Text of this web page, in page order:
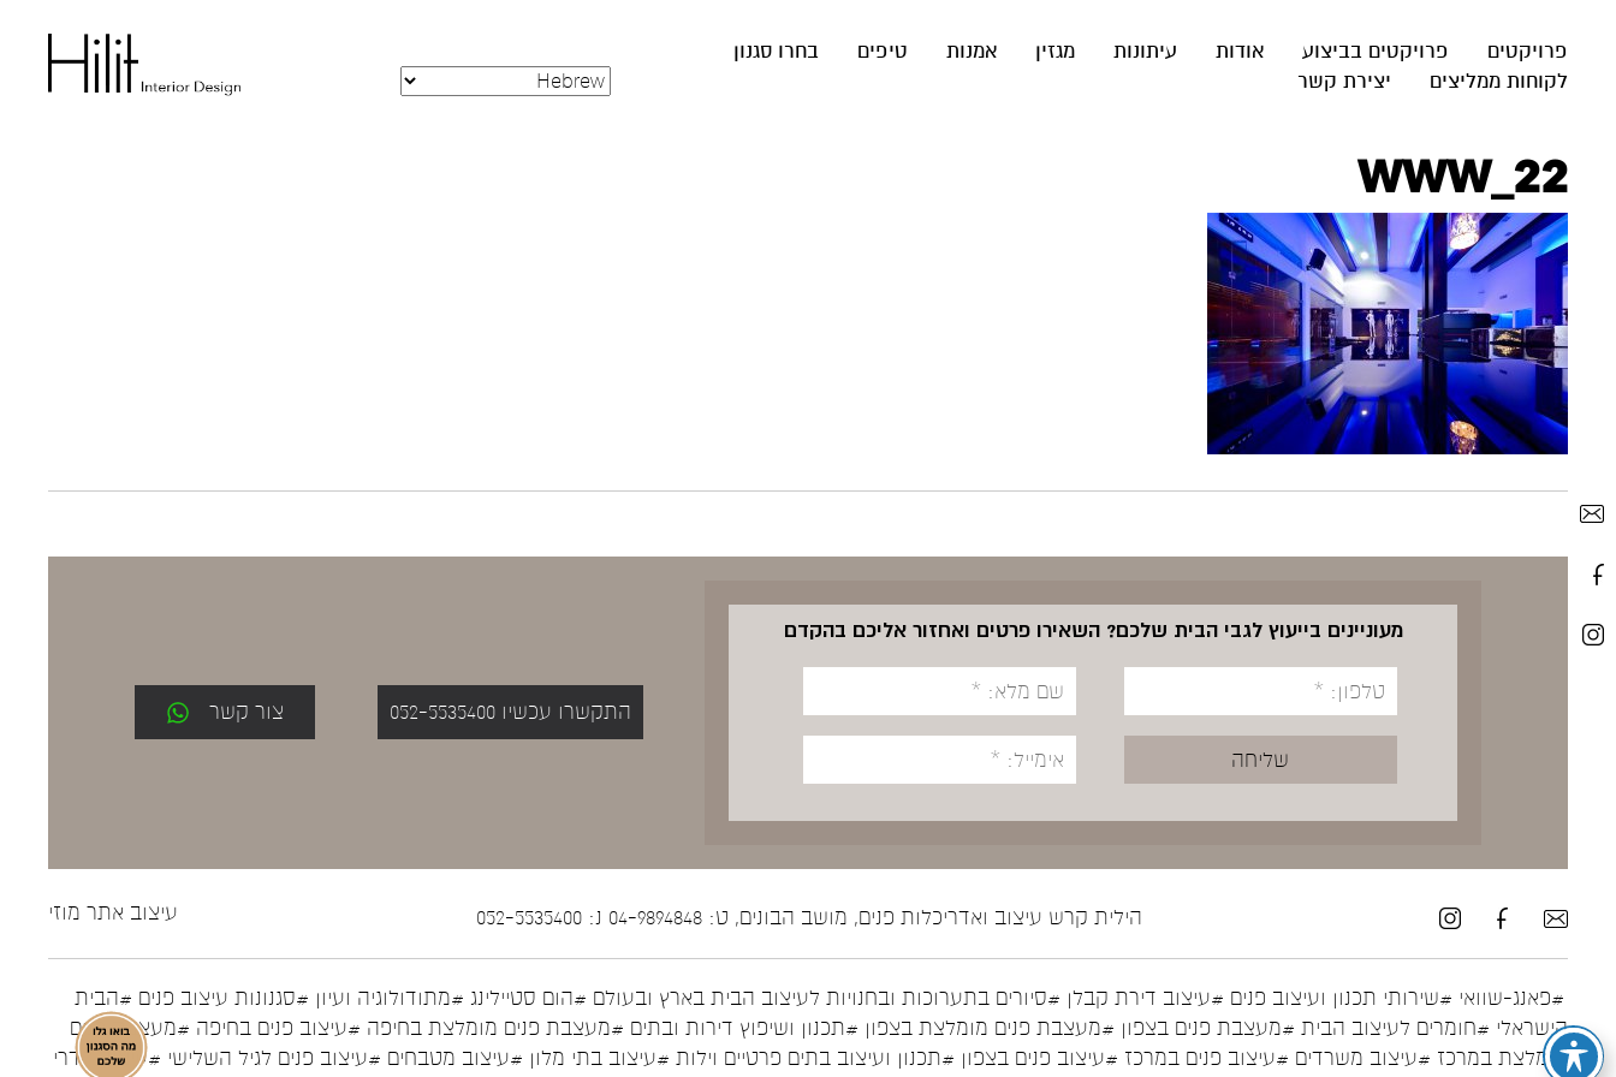
פרויקטים פרויקטים בביצוע אודות עיתונות מגזין אמנות טיפים
בחרו סגנון
לקוחות ממליצים
יצירת קשר
WWW_22
מעוניינים בייעוץ לגבי הבית שלכם? השאירו פרטים ואחזור אליכם בהקדם
התקשרו עכשיו 052-5535400 צור קשר
הילית קרש עיצוב ואדריכלות פנים, מושב הבונים, ט: 04-9894848 נ: 052-5535400 עיצוב אתר מוזי
#פאנג-שוואי #שירותי תכנון ועיצוב פנים #עיצוב דירת קבלן #סיורים בתערוכות ובחנויות לעיצוב הבית בארץ ובעולם #הום סטיילינג #מתודולוגיה ועיון #סגנונות עיצוב פנים #הבית
הישראלי #חומרים לעיצוב הבית #מעצבת פנים בצפון #מעצבת פנים מומלצת בצפון #תכנון ושיפוץ דירות ובתים #מעצבת פנים מומלצת בחיפה #עיצוב פנים בחיפה #מעצבת פנים
מומלצת במרכז #עיצוב משרדים #עיצוב פנים במרכז #עיצוב פנים בצפון #תכנון ועיצוב בתים פרטיים וילות #עיצוב בתי מלון #עיצוב מטבחים #עיצוב פנים לגיל השלישי #עיצוב חדרי